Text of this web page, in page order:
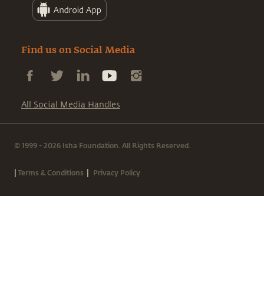
Find us on Social Media
All Social Media Handles
© 1999 - 2026 Isha Foundation. All Rights Reserved.
|Terms & Conditions | Privacy Policy